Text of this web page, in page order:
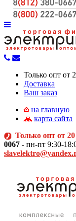
Только опт от
Доставка
Ваш заказ
на главную
карта сайта
Только опт от
0067 - пн-пт 9:30-